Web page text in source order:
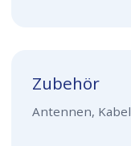
Zubehör
Antennen,